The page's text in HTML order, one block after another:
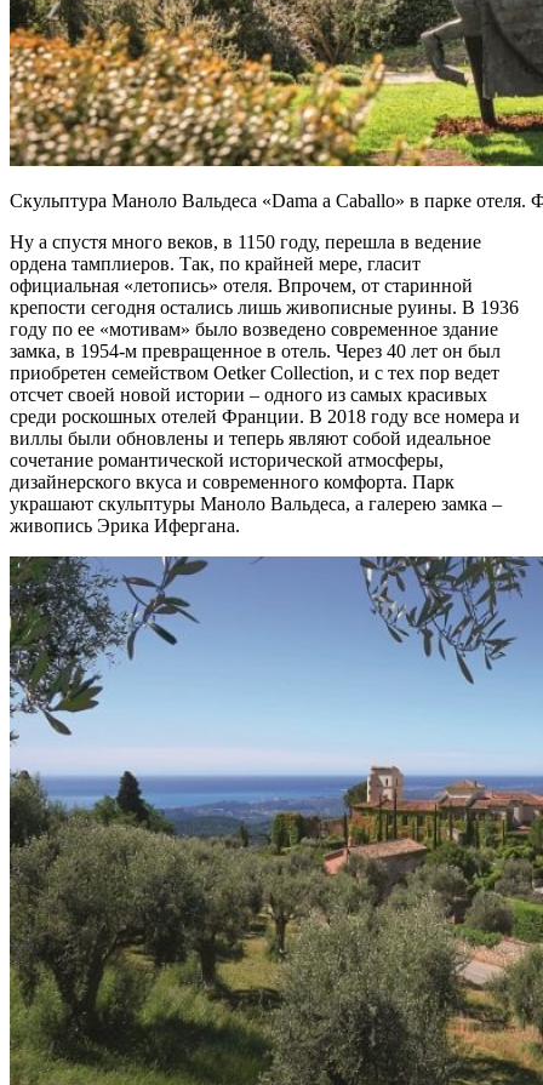
Скульптура Маноло Вальдеса «Dama a Caballo» в парке
Ну а спустя много веков, в 1150 году, перешла в ведение
ордена тамплиеров. Так, по крайней мере, гласит
официальная «летопись» отеля. Впрочем, от старинной
крепости сегодня остались лишь живописные руины. В 1936
году по ее «мотивам» было возведено современное здание
замка, в 1954-м превращенное в отель. Через 40 лет он был
приобретен семейством Oetker Collection, и с тех пор ведет
отсчет своей новой истории – одного из самых красивых
среди роскошных отелей Франции. В 2018 году все номера и
виллы были обновлены и теперь являют собой идеальное
сочетание романтической исторической атмосферы,
дизайнерского вкуса и современного комфорта. Парк
украшают скульптуры Маноло Вальдеса, а галерею замка –
живопись Эрика Ифергана.